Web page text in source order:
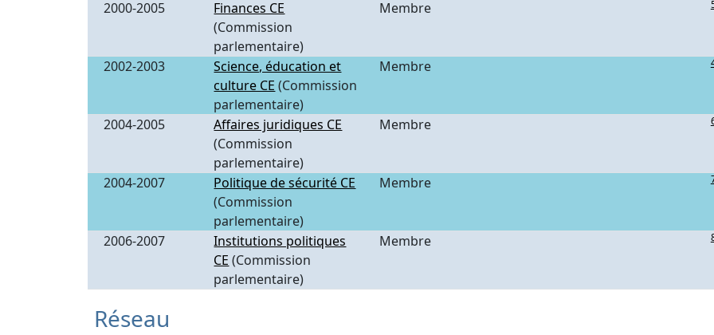
2000-2005
Finances CE
(Commission
parlementaire)
Membre
2002-2003
Science, éducation et
culture CE (Commission
parlementaire)
Membre
2004-2005
Affaires juridiques CE
(Commission
parlementaire)
Membre
2004-2007
Politique de sécurité CE
(Commission
parlementaire)
Membre
2006-2007
Institutions politiques
CE (Commission
parlementaire)
Membre
Réseau